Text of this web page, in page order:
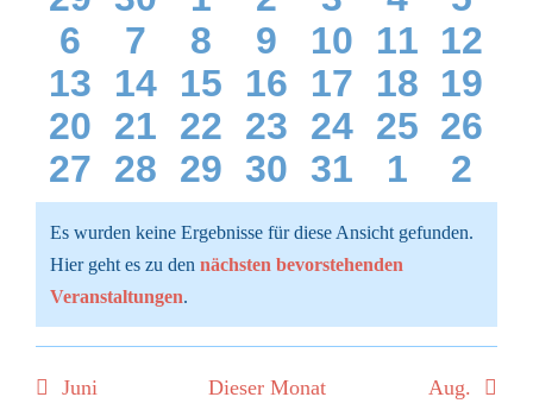
WARENKORB
Veranstaltungen
Veranstaltungen
Veranstaltungen
Veranstaltungen
0
Veranstaltungen
6
0
Veranstaltungen
7
0
Veranstaltungen
8
0
9
0
10
0
11 0
12
0
Veranstaltungen
13
0
Veranstaltungen
14 0
Veranstaltungen
15
0
16
0
17
0
18 0
19
0
Veranstaltungen
20 0
Veranstaltungen
21 0
Veranstaltungen
22 0
23 0
24 0
25 0
26
0
Veranstaltungen
27 0
Veranstaltungen
28 0
Veranstaltungen
29 0
30 0
31
0
1
0
2
Hinweis
Es wurden keine Ergebnisse für diese Ansicht gefunden.
Hier geht es zu den nächsten bevorstehenden
Veranstaltungen.
Juni Dieser Monat Aug.